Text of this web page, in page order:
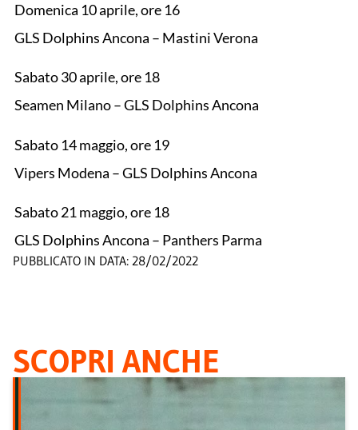
Domenica 10 aprile, ore 16
GLS Dolphins Ancona – Mastini Verona
Sabato 30 aprile, ore 18
Seamen Milano – GLS Dolphins Ancona
Sabato 14 maggio, ore 19
Vipers Modena – GLS Dolphins Ancona
Sabato 21 maggio, ore 18
GLS Dolphins Ancona – Panthers Parma
PUBBLICATO IN DATA: 28/02/2022
SCOPRI ANCHE